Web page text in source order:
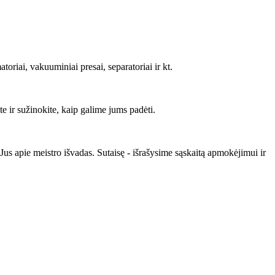
vakuuminiai presai, separatoriai ir kt.
ir sužinokite, kaip galime jums padėti.
apie meistro išvadas. Sutaisę - išrašysime sąskaitą apmokėjimui ir